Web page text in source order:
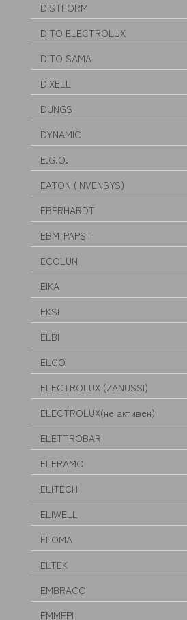
DISTFORM
DITO ELECTROLUX
DITO SAMA
DIXELL
DUNGS
DYNAMIC
E.G.O.
EATON (INVENSYS)
EBERHARDT
EBM-PAPST
ECOLUN
EIKA
EKSI
ELBI
ELCO
ELECTROLUX (ZANUSSI)
ELECTROLUX(не активен)
ELETTROBAR
ELFRAMO
ELITECH
ELIWELL
ELOMA
ELTEK
EMBRACO
EMMEPI